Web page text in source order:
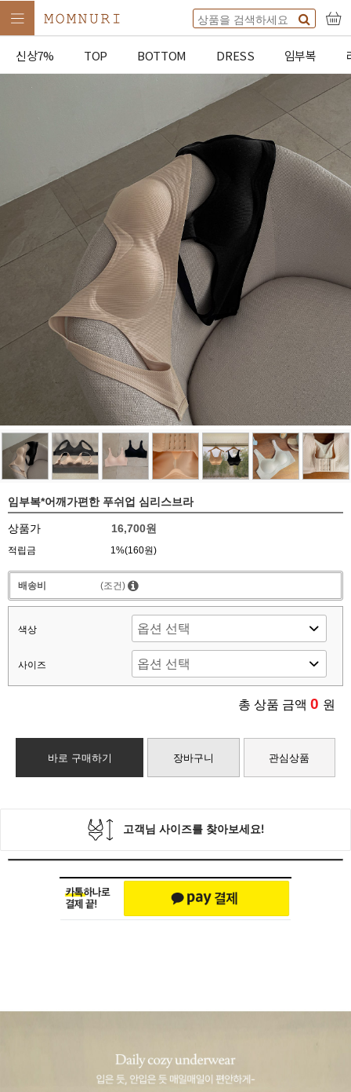
신상7% TOP BOTTOM DRESS 임부복
임부복*어깨가편한 푸쉬업 심리스브라
상품가 16,700원
적립금 1%(160원)
배송비 (조건)
색상
사이즈
총 상품 금액 0 원
바로 구매하기 장바구니 관심상품